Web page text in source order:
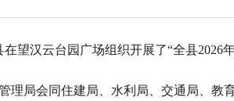
望汉云台园广场组织开展了“全县2026
理局会同住建局、水利局、交通局、教